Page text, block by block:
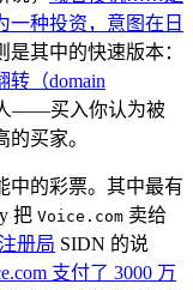
一种投资，意图在日
是其中的快速版本：
转（domain
——买入你认为被
买家。
中的彩票。其中最有
把 Voice.com 卖给
册局 SIDN 的说
支付了 3000 万